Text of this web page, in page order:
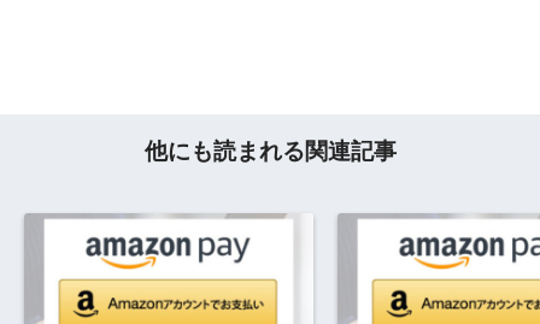
他にも読まれる関連記事